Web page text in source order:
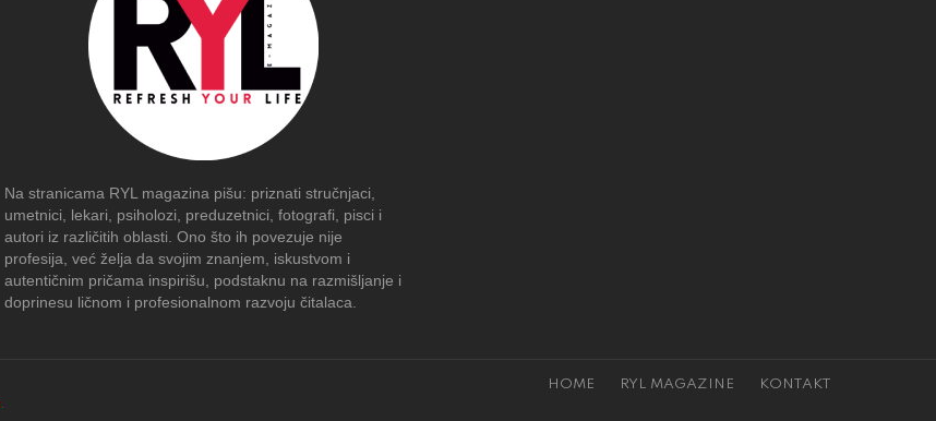
Na stranicama RYL magazina pišu: priznati stručnjaci,
umetnici, lekari, psiholozi, preduzetnici, fotografi, pisci i
autori iz različitih oblasti. Ono što ih povezuje nije
profesija, već želja da svojim znanjem, iskustvom i
autentičnim pričama inspirišu, podstaknu na razmišljanje i
doprinesu ličnom i profesionalnom razvoju čitalaca.
.
HOME RYL MAGAZINE KONTAKT